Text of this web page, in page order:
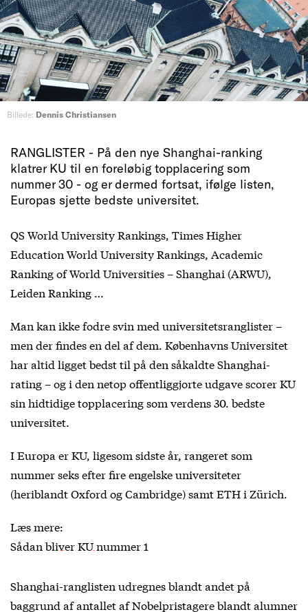
Billede: Dennis Christiansen
RANGLISTER - På den nye Shanghai-ranking
klatrer KU til en foreløbig topplacering som
nummer 30 - og er dermed fortsat, ifølge listen,
Europas sjette bedste universitet.
QS World University Rankings, Times Higher
Education World University Rankings, Academic
Ranking of World Universities – Shanghai (ARWU),
Leiden Ranking …
Man kan ikke fodre svin med universitetsranglister –
men der findes en del af dem. Københavns Universitet
har altid ligget bedst til på den såkaldte Shanghai-
rating – og i den netop offentliggjorte udgave scorer KU
sin hidtidige topplacering som verdens 30. bedste
universitet.
I Europa er KU, ligesom sidste år, rangeret som
nummer seks efter fire engelske universiteter
(heriblandt Oxford og Cambridge) samt ETH i Zürich.
Læs mere:
Sådan bliver KU nummer 1
Shanghai-ranglisten udregnes blandt andet på
baggrund af antallet af Nobelpristagere blandt alumner